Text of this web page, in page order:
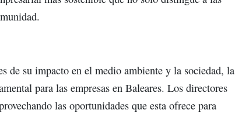
de su impacto en el medio ambiente y la sociedad, la
para las empresas en Baleares. Los directores
las oportunidades que esta ofrece para